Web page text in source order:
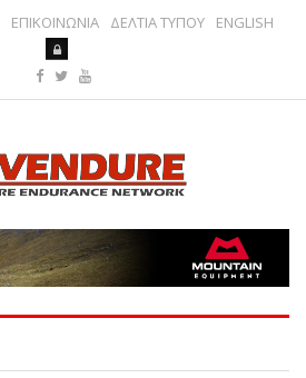
ΕΠΙΚΟΙΝΩΝΙΑ ΔΕΛΤΙΑ ΤΥΠΟΥ ENGLISH